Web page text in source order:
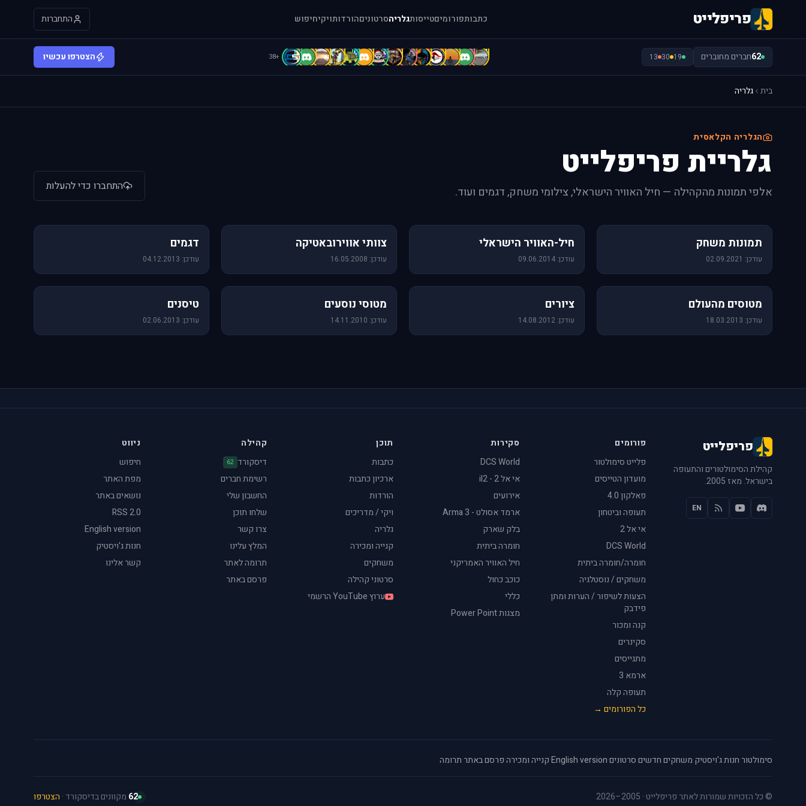
פריפלייט כתבותפורומיםטייסותגלריהסרטוניםהורדותויקיחיפוש התחברות
62חברים מחוברים 19
30
13
[
a
A
A
A
A
b
b
B
C
C
D
D
D
+38 הצטרפו עכשיו
בית גלריה
הגלריה הקלאסית
גלריית פריפלייט
אלפי תמונות מהקהילה — חיל האוויר הישראלי, צילומי משחק, דגמים ועוד. התחברו כדי להעלות
תמונות משחק
עודכן: 02.09.2021
חיל-האוויר הישראלי
עודכן: 09.06.2014
צוותי אווירובאטיקה
עודכן: 16.05.2008
דגמים
עודכן: 04.12.2013
מטוסים מהעולם
עודכן: 18.03.2013
ציורים
עודכן: 14.08.2012
מטוסי נוסעים
עודכן: 14.11.2010
טיסנים
עודכן: 02.06.2013
פריפלייט
קהילת הסימולטורים והתעופה
בישראל. מאז 2005.
EN
פורומים
פלייט סימולטור
מועדון הטייסים
פאלקון 4.0
תעופה וביטחון
אי אל 2
DCS World
חומרה/חומרה ביתית
משחקים / נוסטלגיה
הצעות לשיפור / הערות ומתן
פידבק
קנה ומכור
סקינרים
מתגייסים
ארמא 3
תעופה קלה
כל הפורומים →
סקירות
DCS World
אי אל 2 - il2
אירועים
ארמד אסולט - Arma 3
בלק שארק
חומרה ביתית
חיל האוויר האמריקני
כוכב כחול
כללי
מצגות Power Point
תוכן
כתבות
ארכיון כתבות
הורדות
ויקי / מדריכים
גלריה
קנייה ומכירה
משחקים
סרטוני קהילה
ערוץ YouTube הרשמי
קהילה
דיסקורד 62
רשימת חברים
החשבון שלי
שלחו תוכן
צרו קשר
המלץ עלינו
תרומה לאתר
פרסם באתר
ניווט
חיפוש
מפת האתר
נושאים באתר
RSS 2.0
English version
חנות ג'ויסטיק
קשר אלינו
סימולטור·חנות ג'ויסטיק·משחקים חדשים·סרטונים·
English version
·קנייה ומכירה·פרסם באתר·תרומה
© כל הזכויות שמורות לאתר פריפלייט · 2005–2026 62 מקוונים בדיסקורד · הצטרפו